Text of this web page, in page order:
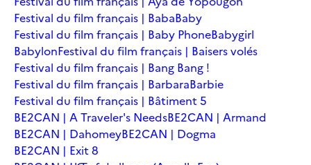
Festival du film français | BabaBaby
Festival du film français | Baby PhoneBabygirl
BabylonFestival du film français | Baisers volés
Festival du film français | Bang Bang !
Festival du film français | BarbaraBarbie
Festival du film français | Bâtiment 5
BE2CAN | A Traveler's NeedsBE2CAN | Armand
BE2CAN | DahomeyBE2CAN | Dogma
BE2CAN | Exit 8